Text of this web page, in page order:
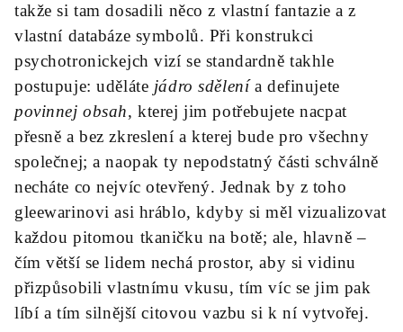
takže si tam dosadili něco z vlastní fantazie a z
vlastní databáze symbolů. Při konstrukci
psychotronickejch vizí se standardně takhle
postupuje: uděláte jádro sdělenía definujete
povinnej obsah, kterej jim potřebujete nacpat
přesně a bez zkreslení a kterej bude pro všechny
společnej; a naopak ty nepodstatný části schválně
necháte co nejvíc otevřený. Jednak by z toho
gleewarinovi asi hráblo, kdyby si měl vizualizovat
každou pitomou tkaničku na botě; ale, hlavně –
čím větší se lidem nechá prostor, aby si vidinu
přizpůsobili vlastnímu vkusu, tím víc se jim pak
líbí a tím silnější citovou vazbu si k ní vytvořej.